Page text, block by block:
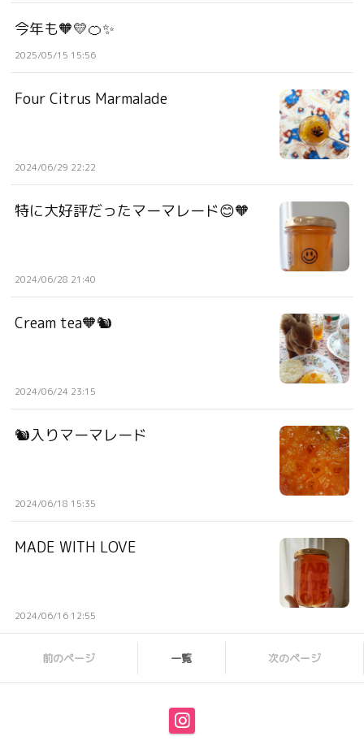
今年も🧡💛🍊✨
2025/05/15 15:56
Four Citrus Marmalade
2024/06/29 22:22
特に大好評だったマーマレード😊🧡
2024/06/28 21:40
Cream tea🧡🐿
2024/06/24 23:15
🐿入りマーマレード
2024/06/18 15:35
MADE WITH LOVE
2024/06/16 12:55
前のページ 一覧 次のページ